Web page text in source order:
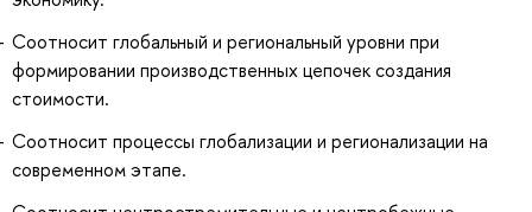
Соотносит глобальный и региональный уровни при
формировании производственных цепочек создания
стоимости.
Соотносит процессы глобализации и регионализации на
современном этапе.